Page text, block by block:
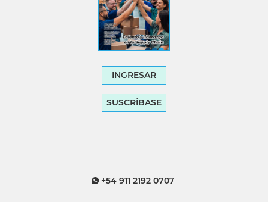
INGRESAR
SUSCRÍBASE
+54 911 2192 0707